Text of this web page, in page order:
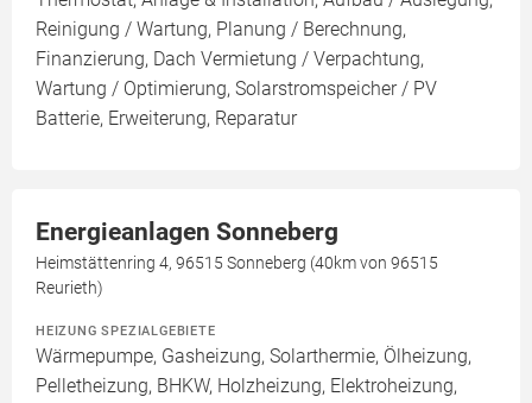
Reinigung / Wartung, Planung / Berechnung,
Finanzierung, Dach Vermietung / Verpachtung,
Wartung / Optimierung, Solarstromspeicher / PV
Batterie, Erweiterung, Reparatur
Energieanlagen Sonneberg
Heimstättenring 4, 96515 Sonneberg (40km von 96515
Reurieth)
HEIZUNG SPEZIALGEBIETE
Wärmepumpe, Gasheizung, Solarthermie, Ölheizung,
Pelletheizung, BHKW, Holzheizung, Elektroheizung,